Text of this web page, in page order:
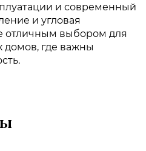
и современный
и угловая
отличным выбором для
домов, где важны